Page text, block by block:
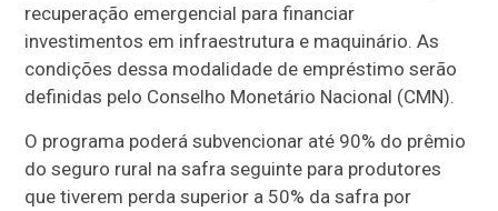
recuperação emergencial para financiar
investimentos em infraestrutura e maquinário. As
condições dessa modalidade de empréstimo serão
definidas pelo Conselho Monetário Nacional (CMN).
O programa poderá subvencionar até 90% do prêmio
do seguro rural na safra seguinte para produtores
que tiverem perda superior a 50% da safra por